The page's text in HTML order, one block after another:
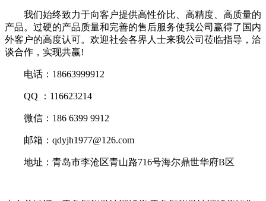
我们始终致力于向客户提供高性价比、高精度、高质量的
产品。过硬的产品质量和完善的售后服务使我公司赢得了国内
外客户的高度认可。欢迎社会各界人士来我公司莅临指导，洽
谈合作，实现共赢!
电话：18663999912
QQ ：116623214
微信：186 6399 9912
邮箱：qdyjh1977@126.com
地址：青岛市李沧区青山路716号海尔鼎世华府B区